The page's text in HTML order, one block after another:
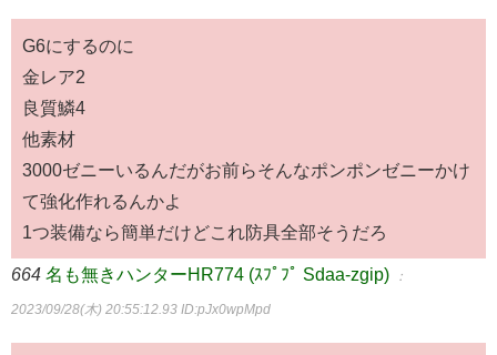
G6にするのに
金レア2
良質鱗4
他素材
3000ゼニーいるんだがお前らそんなポンポンゼニーかけ
て強化作れるんかよ
1つ装備なら簡単だけどこれ防具全部そうだろ
664 名も無きハンターHR774 (ｽﾌﾟﾌﾟ Sdaa-zgip) ：
2023/09/28(木) 20:55:12.93 ID:pJx0wpMpd